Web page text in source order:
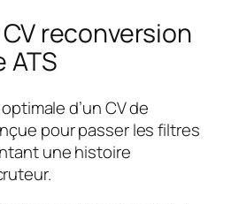
reconversion
d’un CV de
pour passer les filtres
une histoire